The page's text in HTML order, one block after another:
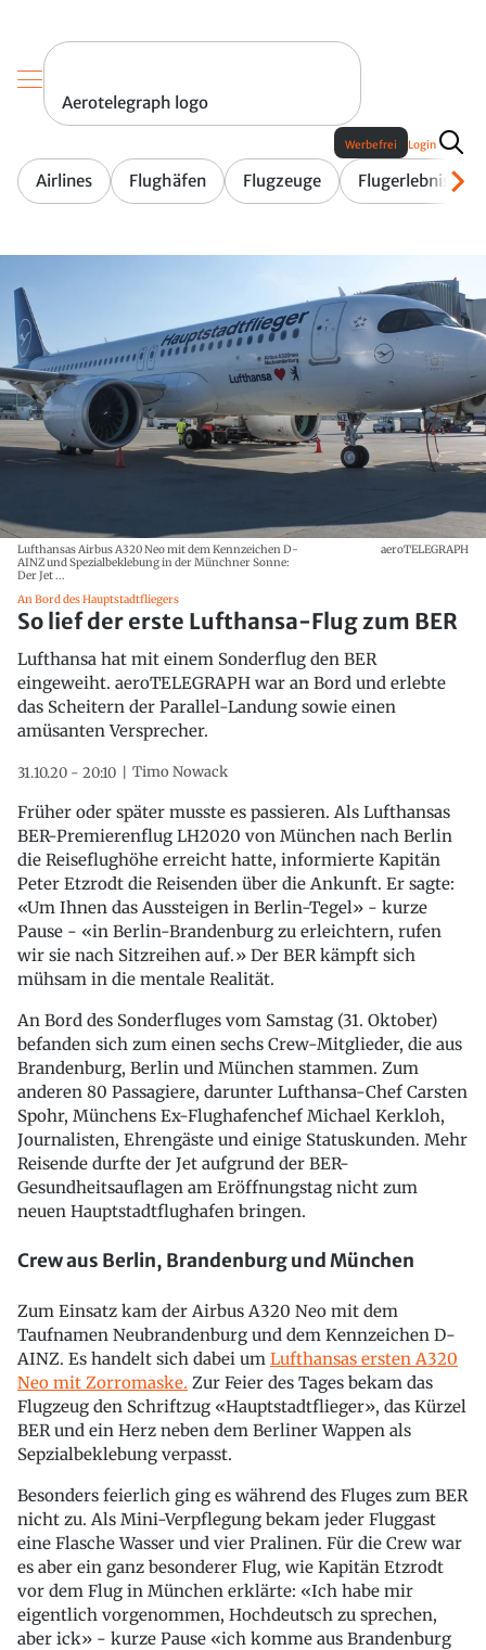
Aerotelegraph logo
Airlines Flughäfen Flugzeuge Flugerlebnis
Werbefrei Login
Lufthansas Airbus A320 Neo mit dem Kennzeichen D-
AINZ und Spezialbeklebung in der Münchner Sonne:
Der Jet ...
aeroTELEGRAPH
An Bord des Hauptstadtfliegers
So lief der erste Lufthansa-Flug zum BER
Lufthansa hat mit einem Sonderflug den BER
eingeweiht. aeroTELEGRAPH war an Bord und erlebte
das Scheitern der Parallel-Landung sowie einen
amüsanten Versprecher.
31.10.20 - 20:10 Timo Nowack
Früher oder später musste es passieren. Als Lufthansas
BER-Premierenflug LH2020 von München nach Berlin
die Reiseflughöhe erreicht hatte, informierte Kapitän
Peter Etzrodt die Reisenden über die Ankunft. Er sagte:
«Um Ihnen das Aussteigen in Berlin-Tegel» - kurze
Pause - «in Berlin-Brandenburg zu erleichtern, rufen
wir sie nach Sitzreihen auf.» Der BER kämpft sich
mühsam in die mentale Realität.
An Bord des Sonderfluges vom Samstag (31. Oktober)
befanden sich zum einen sechs Crew-Mitglieder, die aus
Brandenburg, Berlin und München stammen. Zum
anderen 80 Passagiere, darunter Lufthansa-Chef Carsten
Spohr, Münchens Ex-Flughafenchef Michael Kerkloh,
Journalisten, Ehrengäste und einige Statuskunden. Mehr
Reisende durfte der Jet aufgrund der BER-
Gesundheitsauflagen am Eröffnungstag nicht zum
neuen Hauptstadtflughafen bringen.
Crew aus Berlin, Brandenburg und München
Zum Einsatz kam der Airbus A320 Neo mit dem
Taufnamen Neubrandenburg und dem Kennzeichen D-
AINZ. Es handelt sich dabei um Lufthansas ersten A320
Neo mit Zorromaske. Zur Feier des Tages bekam das
Flugzeug den Schriftzug «Hauptstadtflieger», das Kürzel
BER und ein Herz neben dem Berliner Wappen als
Sepzialbeklebung verpasst.
Besonders feierlich ging es während des Fluges zum BER
nicht zu. Als Mini-Verpflegung bekam jeder Fluggast
eine Flasche Wasser und vier Pralinen. Für die Crew war
es aber ein ganz besonderer Flug, wie Kapitän Etzrodt
vor dem Flug in München erklärte: «Ich habe mir
eigentlich vorgenommen, Hochdeutsch zu sprechen,
aber ick» - kurze Pause «ich komme aus Brandenburg